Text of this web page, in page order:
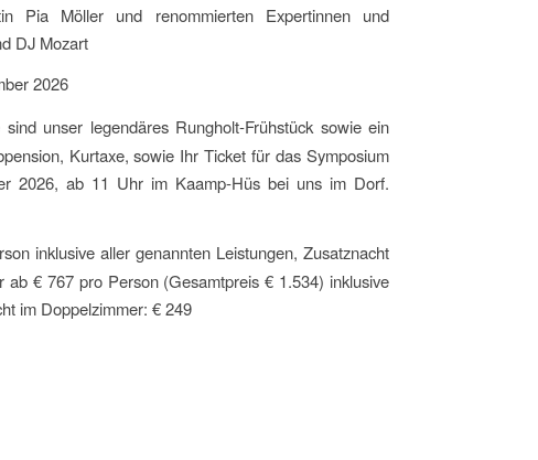
Pia Möller und renommierten Expertinnen und
DJ Mozart
2026
unser legendäres Rungholt-Frühstück sowie ein
Kurtaxe, sowie Ihr Ticket für das Symposium
2026, ab 11 Uhr im Kaamp-Hüs bei uns im Dorf.
inklusive aller genannten Leistungen, Zusatznacht
ab € 767 pro Person (Gesamtpreis € 1.534) inklusive
im Doppelzimmer: € 249